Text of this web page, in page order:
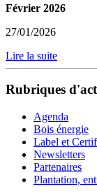
Février 2026
27/01/2026
Lire la suite
Rubriques
Agenda
Bois énergie
Label et
Newsletters
Partenaires
Plantation,